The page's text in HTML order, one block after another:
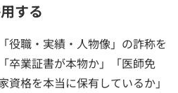
する
役職・実績・人物像」の詐称を
卒業証書が本物か」「医師免
格を本当に保有しているか」